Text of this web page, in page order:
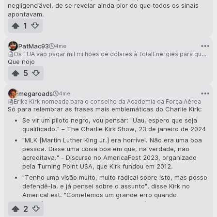
negligenciável, de se revelar ainda pior do que todos os sinais
apontavam.
1
PatMac93 4me
Os EUA vão pagar mil milhões de dólares à TotalEnergies para que esta interrompa o desenvolvimento de energia eólica offshore nos EUA
Que nojo
5
megaroads 4me
Erika Kirk nomeada para o conselho da Academia da Força Aérea
Só para relembrar as frases mais emblemáticas do Charlie Kirk:
Se vir um piloto negro, vou pensar: "Uau, espero que seja
qualificado." – The Charlie Kirk Show, 23 de janeiro de 2024
"MLK [Martin Luther King Jr.] era horrível. Não era uma boa
pessoa. Disse uma coisa boa em que, na verdade, não
acreditava." - Discurso no AmericaFest 2023, organizado
pela Turning Point USA, que Kirk fundou em 2012.
"Tenho uma visão muito, muito radical sobre isto, mas posso
defendê-la, e já pensei sobre o assunto", disse Kirk no
AmericaFest. "Cometemos um grande erro quando
aprovámos a Lei dos Direitos Civis na década de 1960". -
Discurso no AmericaFest 2023
2